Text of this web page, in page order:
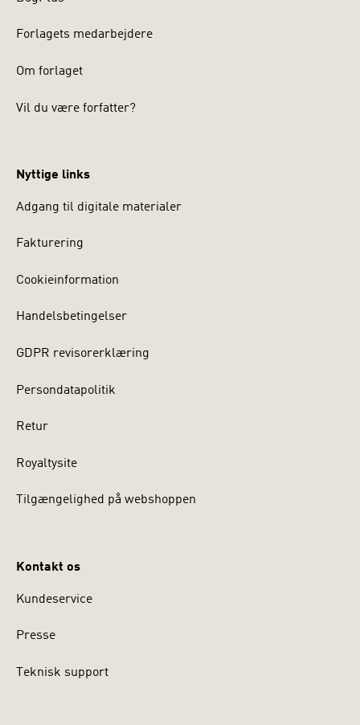
Forlagets medarbejdere
Om forlaget
Vil du være forfatter?
Nyttige links
Adgang til digitale materialer
Fakturering
Cookieinformation
Handelsbetingelser
GDPR revisorerklæring
Persondatapolitik
Retur
Royaltysite
Tilgængelighed på webshoppen
Kontakt os
Kundeservice
Presse
Teknisk support